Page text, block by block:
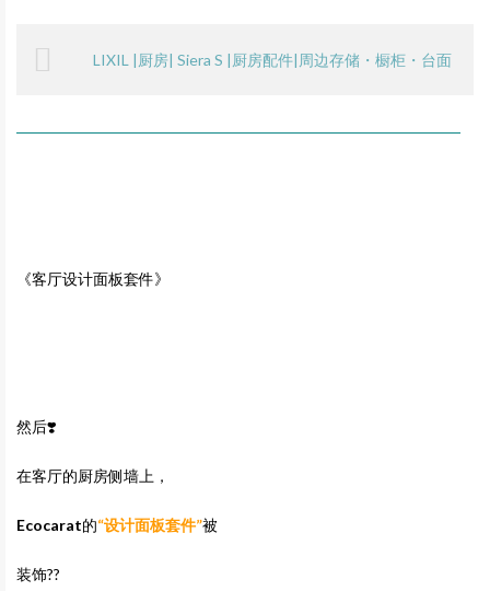
LIXIL |厨房| Siera S |厨房配件|周边存储・橱柜・台面
―――――――――――――――――――――――――――――
《客厅设计面板套件》
然后❣️
在客厅的厨房侧墙上，
Ecocarat的“设计面板套件”被
装饰??